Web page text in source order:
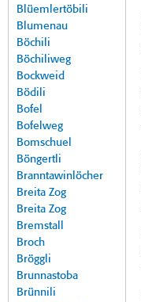
Blüemlertöbili
Blumenau
Böchili
Böchiliweg
Bockweid
Bödili
Bofel
Bofelweg
Bomschuel
Böngertli
Branntawinlöcher
Breita Zog
Breita Zog
Bremstall
Broch
Bröggli
Brunnastoba
Brünnili